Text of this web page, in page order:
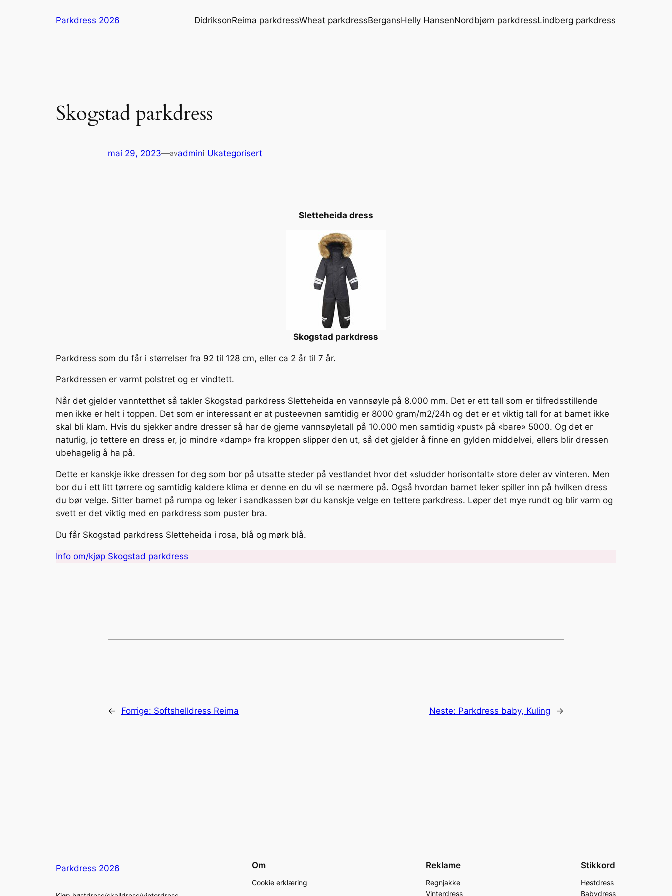
Parkdress 2026 DidriksonReima parkdressWheat parkdressBergansHelly HansenNordbjørn parkdressLindberg parkdress
Skogstad parkdress
mai 29, 2023—avadmini Ukategorisert
Sletteheida dress
Skogstad parkdress
Parkdress som du får i størrelser fra 92 til 128 cm, eller ca 2 år til 7 år.
Parkdressen er varmt polstret og er vindtett.
Når det gjelder vanntetthet så takler Skogstad parkdress Sletteheida en vannsøyle på 8.000 mm. Det er ett tall som er tilfredsstillende
men ikke er helt i toppen. Det som er interessant er at pusteevnen samtidig er 8000 gram/m2/24h og det er et viktig tall for at barnet ikke
skal bli klam. Hvis du sjekker andre dresser så har de gjerne vannsøyletall på 10.000 men samtidig «pust» på «bare» 5000. Og det er
naturlig, jo tettere en dress er, jo mindre «damp» fra kroppen slipper den ut, så det gjelder å finne en gylden middelvei, ellers blir dressen
ubehagelig å ha på.
Dette er kanskje ikke dressen for deg som bor på utsatte steder på vestlandet hvor det «sludder horisontalt» store deler av vinteren. Men
bor du i ett litt tørrere og samtidig kaldere klima er denne en du vil se nærmere på. Også hvordan barnet leker spiller inn på hvilken dress
du bør velge. Sitter barnet på rumpa og leker i sandkassen bør du kanskje velge en tettere parkdress. Løper det mye rundt og blir varm og
svett er det viktig med en parkdress som puster bra.
Du får Skogstad parkdress Sletteheida i rosa, blå og mørk blå.
Info om/kjøp Skogstad parkdress
← Forrige: Softshelldress Reima Neste: Parkdress baby, Kuling →
Parkdress 2026 Om
Cookie erklæring
Reklame
Regnjakke
Vinterdress
Stikkord
Høstdress
Babydress